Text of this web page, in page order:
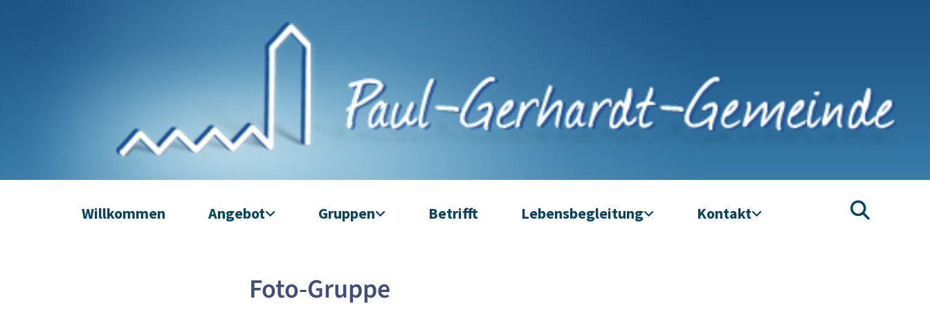
Willkommen Angebot Gruppen Betrifft Lebensbegleitung Kontakt
Foto-Gruppe